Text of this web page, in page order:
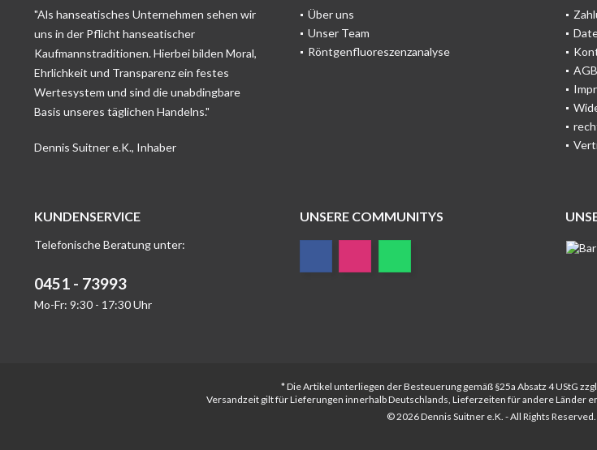
"Als hanseatisches Unternehmen sehen wir
uns in der Pflicht hanseatischer
Kaufmannstraditionen. Hierbei bilden Moral,
Ehrlichkeit und Transparenz ein festes
Wertesystem und sind die unabdingbare
Basis unseres täglichen Handelns."
Dennis Suitner e.K., Inhaber
Über uns
Unser Team
Röntgenfluoreszenzanalyse
AGB
KUNDENSERVICE
Telefonische Beratung unter:
0451 - 73993
Mo-Fr: 9:30 - 17:30 Uhr
UNSERE COMMUNITYS
* Die Artikel unterliegen der Besteuerung gemäß §25a Absatz 4 UStG
Versandzeit gilt für Lieferungen innerhalb Deutschlands, Lieferzeiten für andere Länder
© 2026 Dennis Suitner e.K. - All Rights